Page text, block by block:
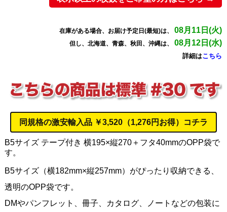
在庫がある場合、お届け予定日(最短)は、 08月11日(火)
但し、北海道、青森、秋田、沖縄は、 08月12日(水)
詳細はこちら
同規格の激安輸入品 ￥3,520（1,276円お得）コチラ
B5サイズ テープ付き 横195×縦270＋フタ40mmのOPP袋で
す。
B5サイズ（横182mm×縦257mm）がぴったり収納できる、
透明のOPP袋です。
DMやパンフレット、冊子、カタログ、ノートなどの包装に